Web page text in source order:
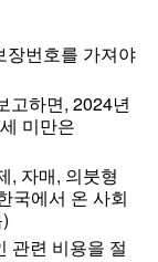
장번호를 가져야
고하면, 2024년
미만은
, 자매, 의붓형
국에서 온 사회
관련 비용을 절